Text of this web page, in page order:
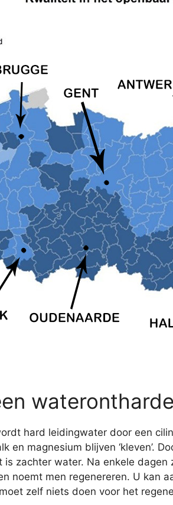
hard leidingwater door een
en magnesium blijven ‘kleven’.
is zachter water. Na enkele
noemt men regenereren. U kan
zelf niets doen voor het